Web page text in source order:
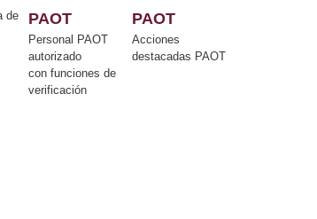
de
PAOT
Personal PAOT
autorizado
con funciones de
verificación
PAOT
Acciones
destacadas PAOT